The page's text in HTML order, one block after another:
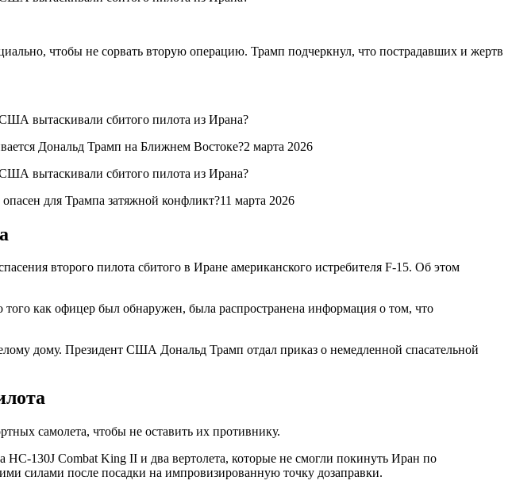
чтобы не сорвать вторую операцию. Трамп подчеркнул, что пострадавших и жертв
Дональд Трамп на Ближнем Востоке?2 марта 2026
для Трампа затяжной конфликт?11 марта 2026
второго пилота сбитого в Иране американского истребителя F-15. Об этом
как офицер был обнаружен, была распространена информация о том, что
дому. Президент США Дональд Трамп отдал приказ о немедленной спасательной
самолета, чтобы не оставить их противнику.
130J Combat King II и два вертолета, которые не смогли покинуть Иран по
силами после посадки на импровизированную точку дозаправки.